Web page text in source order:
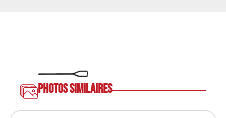
Photos similaires